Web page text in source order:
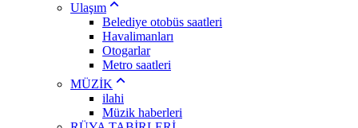
Ulaşım
Belediye otobüs saatleri
Havalimanları
Otogarlar
Metro saatleri
MÜZİK
ilahi
Müzik haberleri